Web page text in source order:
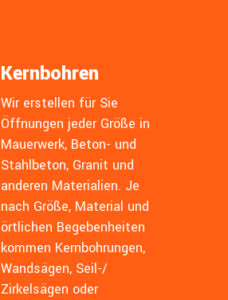
Kernbohren
Wir erstellen für Sie
Öffnungen jeder Größe in
Mauerwerk, Beton- und
Stahlbeton, Granit und
anderen Materialien. Je
nach Größe, Material und
örtlichen Begebenheiten
kommen Kernbohrungen,
Wandsägen, Seil-/
Zirkelsägen oder